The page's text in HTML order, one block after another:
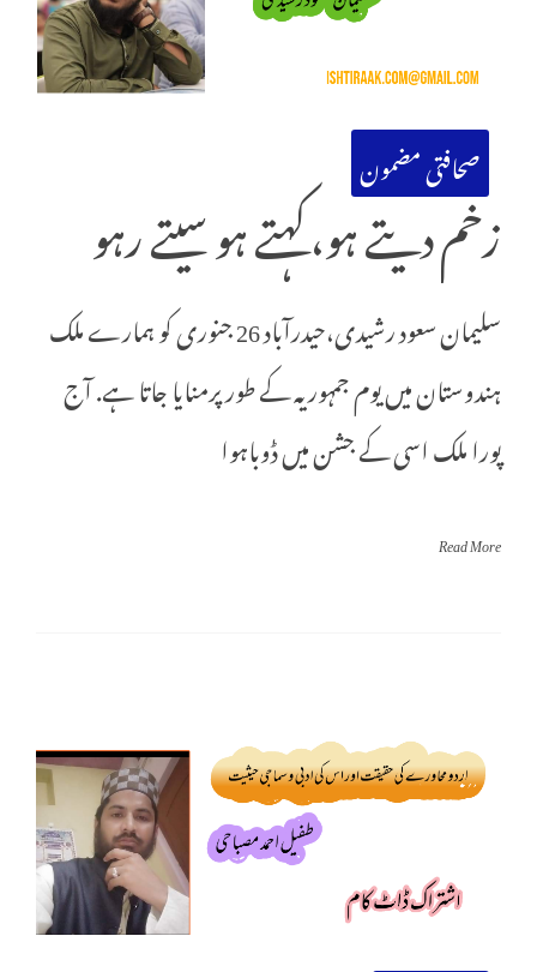
صحافتی مضمون
زخم دیتے ہو،کہتے ہو سیتے رہو
سلیمان سعود رشیدی،حیدرآباد 26 جنوری کو ہمارے ملک
ہندوستان میں یوم جمہوریہ کے طور پرمنایا جاتا ہے. آج
پورا ملک اسی کے جشن میں ڈوباہوا
Read More